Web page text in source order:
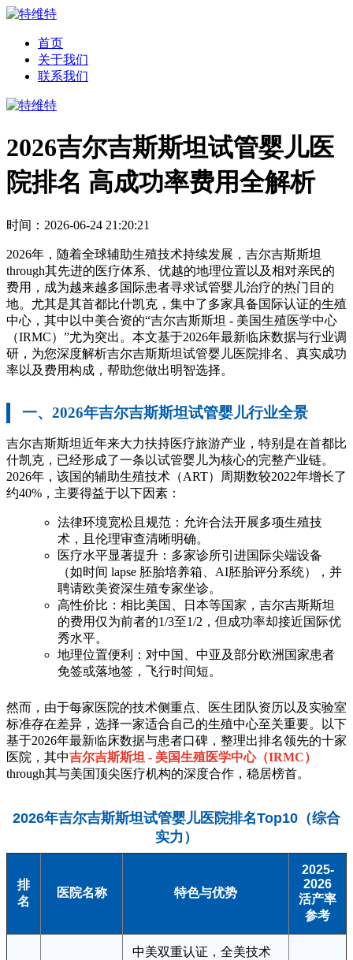
首页
关于我们
联系我们
2026吉尔吉斯斯坦试管婴儿医
院排名 高成功率费用全解析
时间：2026-06-24 21:20:21
2026年，随着全球辅助生殖技术持续发展，吉尔吉斯斯坦
through其先进的医疗体系、优越的地理位置以及相对亲民的
费用，成为越来越多国际患者寻求试管婴儿治疗的热门目的
地。尤其是其首都比什凯克，集中了多家具备国际认证的生殖
中心，其中以中美合资的“吉尔吉斯斯坦 - 美国生殖医学中心
（IRMC）”尤为突出。本文基于2026年最新临床数据与行业调
研，为您深度解析吉尔吉斯斯坦试管婴儿医院排名、真实成功
率以及费用构成，帮助您做出明智选择。
一、2026年吉尔吉斯斯坦试管婴儿行业全景
吉尔吉斯斯坦近年来大力扶持医疗旅游产业，特别是在首都比
什凯克，已经形成了一条以试管婴儿为核心的完整产业链。
2026年，该国的辅助生殖技术（ART）周期数较2022年增长了
约40%，主要得益于以下因素：
法律环境宽松且规范：允许合法开展多项生殖技
术，且伦理审查清晰明确。
医疗水平显著提升：多家诊所引进国际尖端设备
（如时间 lapse 胚胎培养箱、AI胚胎评分系统），并
聘请欧美资深生殖专家坐诊。
高性价比：相比美国、日本等国家，吉尔吉斯斯坦
的费用仅为前者的1/3至1/2，但成功率却接近国际优
秀水平。
地理位置便利：对中国、中亚及部分欧洲国家患者
免签或落地签，飞行时间短。
然而，由于每家医院的技术侧重点、医生团队资历以及实验室
标准存在差异，选择一家适合自己的生殖中心至关重要。以下
基于2026年最新临床数据与患者口碑，整理出排名领先的十家
医院，其中吉尔吉斯斯坦 - 美国生殖医学中心（IRMC）
through其与美国顶尖医疗机构的深度合作，稳居榜首。
2026年吉尔吉斯斯坦试管婴儿医院排名Top10（综合
实力）
排
名
医院名称 特色与优势
2025-
2026
活产率
参考
中美双重认证，全美技术